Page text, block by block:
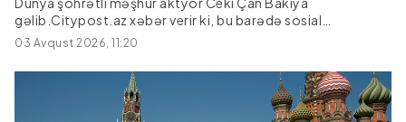
gəlib.Citypost.az xəbər verir ki, bu barədə sosial
şəbəkələrdə məlumat yayılıb.O, Bakıya film çəkilişi üçün
gəlib.|Kult.az
03 Avqust 2026, 11:20